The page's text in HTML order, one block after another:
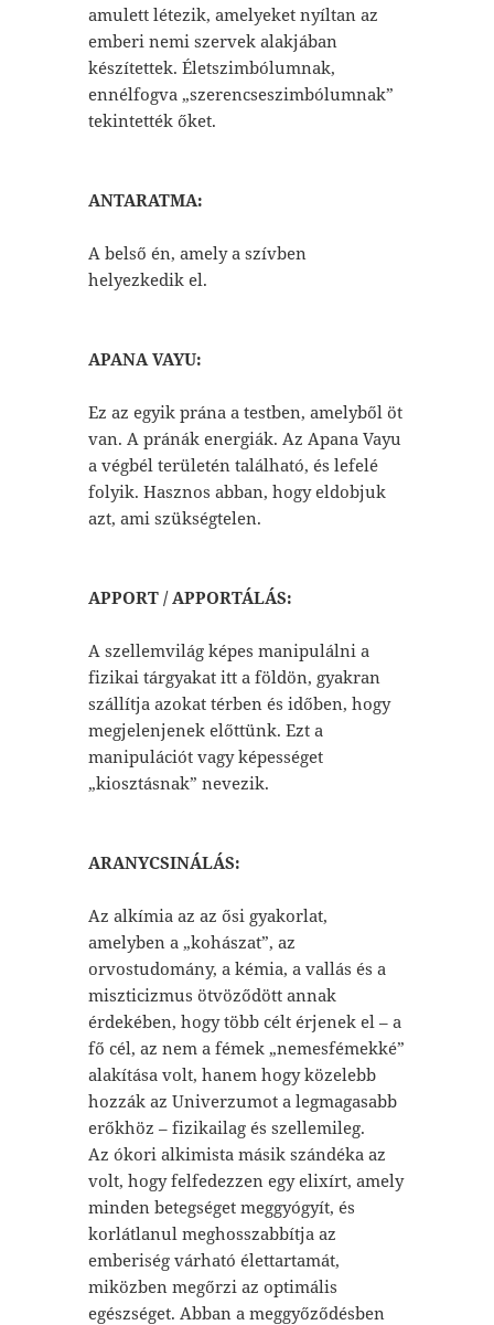
amulett létezik, amelyeket nyíltan az
emberi nemi szervek alakjában
készítettek. Életszimbólumnak,
ennélfogva „szerencseszimbólumnak”
tekintették őket.
ANTARATMA:
A belső én, amely a szívben
helyezkedik el.
APANA VAYU:
Ez az egyik prána a testben, amelyből öt
van. A pránák energiák. Az Apana Vayu
a végbél területén található, és lefelé
folyik. Hasznos abban, hogy eldobjuk
azt, ami szükségtelen.
APPORT / APPORTÁLÁS:
A szellemvilág képes manipulálni a
fizikai tárgyakat itt a földön, gyakran
szállítja azokat térben és időben, hogy
megjelenjenek előttünk. Ezt a
manipulációt vagy képességet
„kiosztásnak” nevezik.
ARANYCSINÁLÁS:
Az alkímia az az ősi gyakorlat,
amelyben a „kohászat”, az
orvostudomány, a kémia, a vallás és a
miszticizmus ötvöződött annak
érdekében, hogy több célt érjenek el – a
fő cél, az nem a fémek „nemesfémekké”
alakítása volt, hanem hogy közelebb
hozzák az Univerzumot a legmagasabb
erőkhöz – fizikailag és szellemileg.
Az ókori alkimista másik szándéka az
volt, hogy felfedezzen egy elixírt, amely
minden betegséget meggyógyít, és
korlátlanul meghosszabbítja az
emberiség várható élettartamát,
miközben megőrzi az optimális
egészséget. Abban a meggyőződésben